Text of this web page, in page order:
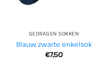
GEDRAGEN SOKKEN
Blauw zwarte enkelsok
€7,50